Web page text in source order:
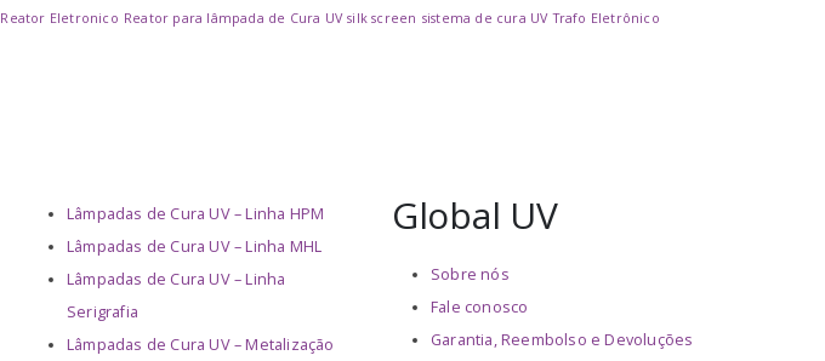
Reator Eletronico Reator para lâmpada de Cura UV silk screen sistema de cura UV Trafo Eletrônico
Lâmpadas de Cura UV – Linha HPM
Lâmpadas de Cura UV – Linha MHL
Lâmpadas de Cura UV – Linha
Serigrafia
Lâmpadas de Cura UV – Metalização
Global UV
Sobre nós
Fale conosco
Garantia, Reembolso e Devoluções